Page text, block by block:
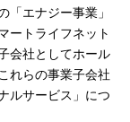
「エナジー事業」
ートライフネット
会社としてホール
れらの事業子会社
ルサービス」につ